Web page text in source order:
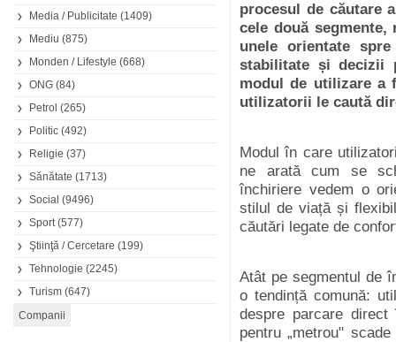
Media / Publicitate (1409)
Mediu (875)
Monden / Lifestyle (668)
ONG (84)
Petrol (265)
Politic (492)
Religie (37)
Sănătate (1713)
Social (9496)
Sport(577)
Ştiinţă / Cercetare (199)
Tehnologie (2245)
Turism (647)
procesul de căutare
cele două
unele orientate
stabilitate și decizii
modul de utilizare a
utilizatorii le caută
Modul în care
ne arată cum se
închiriere vedem o
stilul de viață și
căutări legate de
Atât pe segmentul de
o tendință comună:
despre parcare
pentru „metrou"